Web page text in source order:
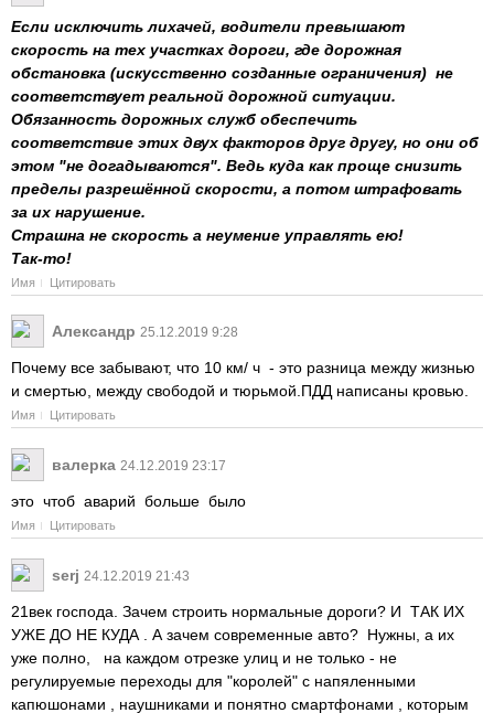
Если исключить лихачей, водители превышают
скорость на тех участках дороги, где дорожная
обстановка (искусственно созданные ограничения) не
соответствует реальной дорожной ситуации.
Обязанность дорожных служб обеспечить
соответствие этих двух факторов друг другу, но они об
этом "не догадываются". Ведь куда как проще снизить
пределы разрешённой скорости, а потом штрафовать
за их нарушение.
Страшна не скорость а неумение управлять ею!
Так-то!
Имя Цитировать
Александр 25.12.2019 9:28
Почему все забывают, что 10 км/ ч - это разница между жизнью
и смертью, между свободой и тюрьмой.ПДД написаны кровью.
Имя Цитировать
валерка 24.12.2019 23:17
это чтоб аварий больше было
Имя Цитировать
serj 24.12.2019 21:43
21век господа. Зачем строить нормальные дороги? И ТАК ИХ
УЖЕ ДО НЕ КУДА . А зачем современные авто? Нужны, а их
уже полно, на каждом отрезке улиц и не только - не
регулируемые переходы для "королей" с напяленными
капюшонами , наушниками и понятно смартфонами , которым